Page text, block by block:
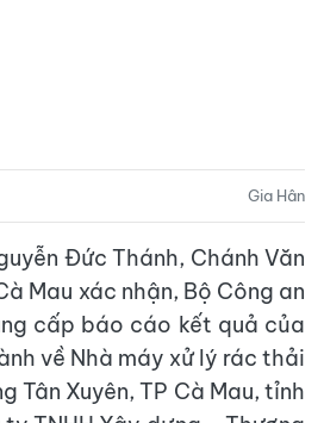
Gia Hân
Đức Thánh, Chánh Văn
Mau xác nhận, Bộ Công an
cấp báo cáo kết quả của
về Nhà máy xử lý rác thải
Tân Xuyên, TP Cà Mau, tỉnh